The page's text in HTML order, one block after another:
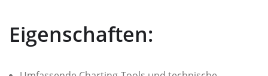
Eigenschaften: